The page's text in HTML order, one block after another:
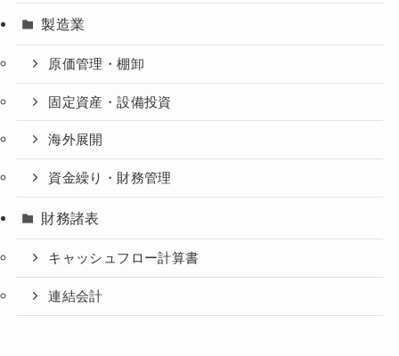
製造業
原価管理・棚卸
固定資産・設備投資
海外展開
資金繰り・財務管理
財務諸表
キャッシュフロー計算書
連結会計